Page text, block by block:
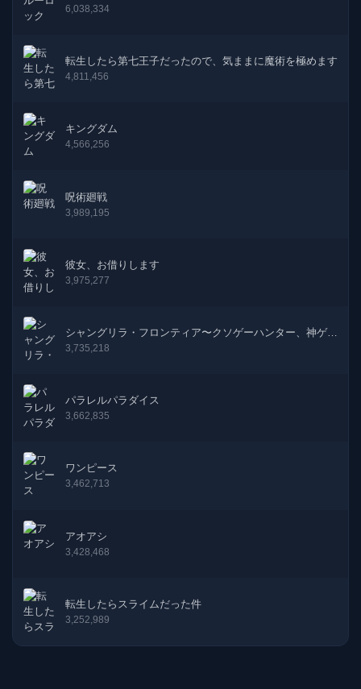
6,038,334
転生したら第七王子だったので、気ままに魔術を極めます
4,811,456
キングダム
4,566,256
呪術廻戦
3,989,195
彼女、お借りします
3,975,277
シャングリラ・フロンティア〜クソゲーハンター、神ゲー
に挑まんとす〜
3,735,218
パラレルパラダイス
3,662,835
ワンピース
3,462,713
アオアシ
3,428,468
転生したらスライムだった件
3,252,989